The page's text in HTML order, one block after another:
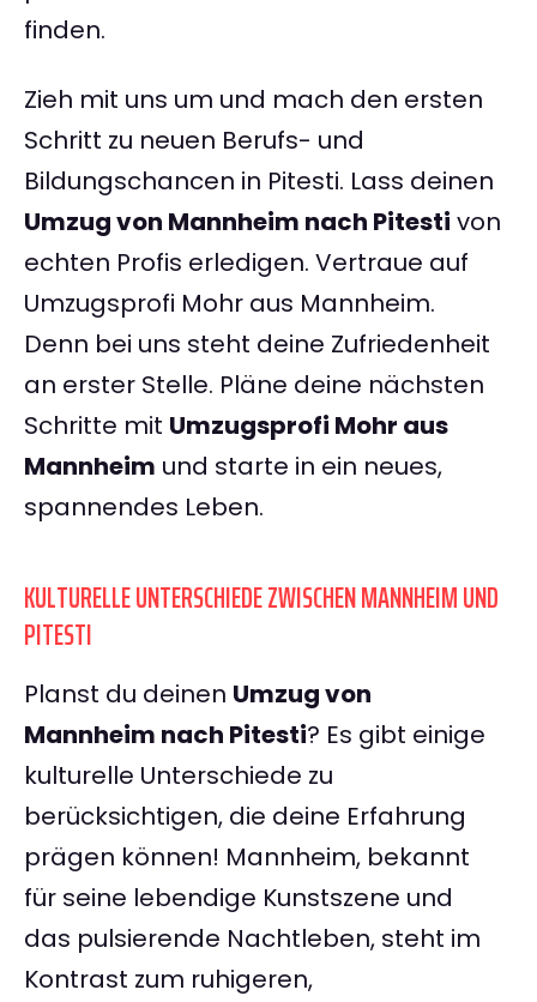
finden.
Zieh mit uns um und mach den ersten
Schritt zu neuen Berufs- und
Bildungschancen in Pitesti. Lass deinen
Umzug von Mannheim nach Pitesti von
echten Profis erledigen. Vertraue auf
Umzugsprofi Mohr aus Mannheim.
Denn bei uns steht deine Zufriedenheit
an erster Stelle. Pläne deine nächsten
Schritte mit Umzugsprofi Mohr aus
Mannheim und starte in ein neues,
spannendes Leben.
KULTURELLE UNTERSCHIEDE ZWISCHEN MANNHEIM UND
PITESTI
Planst du deinen Umzug von
Mannheim nach Pitesti? Es gibt einige
kulturelle Unterschiede zu
berücksichtigen, die deine Erfahrung
prägen können! Mannheim, bekannt
für seine lebendige Kunstszene und
das pulsierende Nachtleben, steht im
Kontrast zum ruhigeren,